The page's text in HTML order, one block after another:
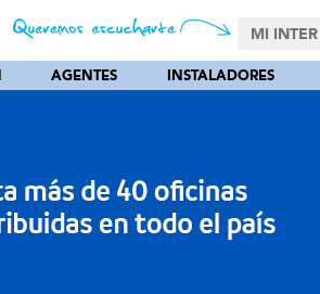
MI INTER
AGENTES INSTALADORES